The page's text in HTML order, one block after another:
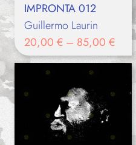
IMPRONTA 012
Guillermo Laurin
20,00 € – 85,00 €